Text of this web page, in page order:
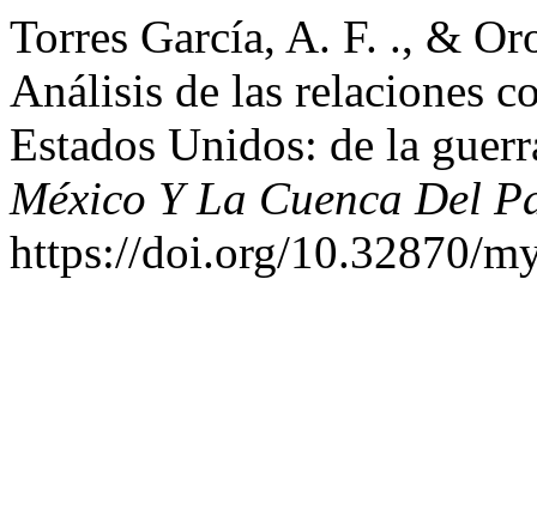
Torres García, A. F. ., &
Análisis de las relaciones
Estados Unidos: de la
México Y La Cuenca Del
https://doi.org/10.32870/